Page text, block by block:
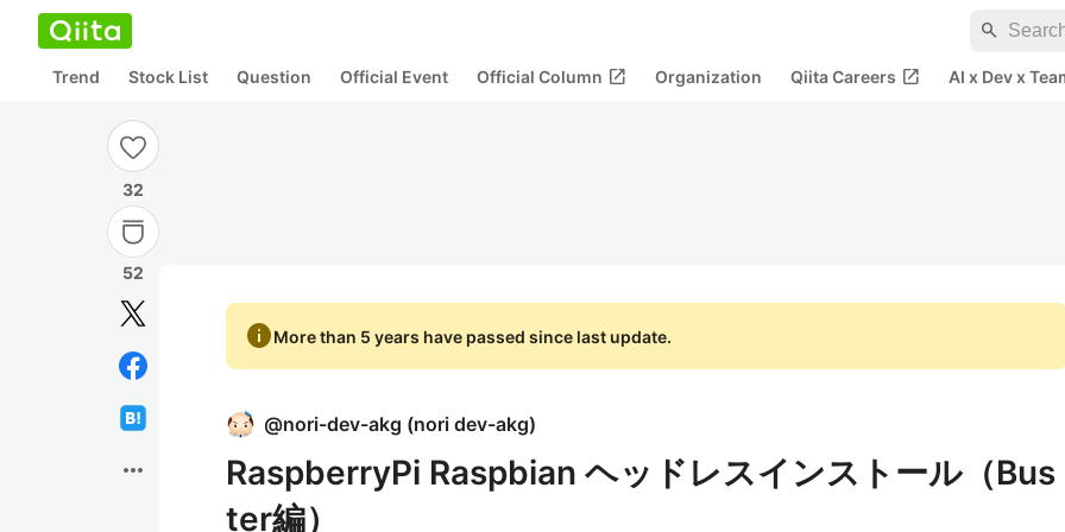
search
Trend Stock List Question Official Event Official Column open_in_new Organization Qiita Careers open_in_new AI x Dev x
32
52
more_horiz
infoMore than 5 years have passed since last update.
@nori-dev-akg (nori dev-akg)
RaspberryPi Raspbian ヘッドレスインストール（Bus
ter編）